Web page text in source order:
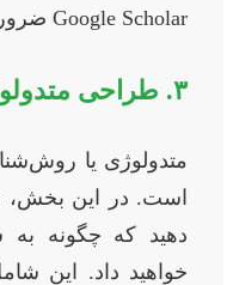
Google Scholar ضروری است.
۳. طراحی متدولوژی: مسیر عمل
متدولوژی یا
است. در این بخش،
دهید که چگونه
خواهید داد. این